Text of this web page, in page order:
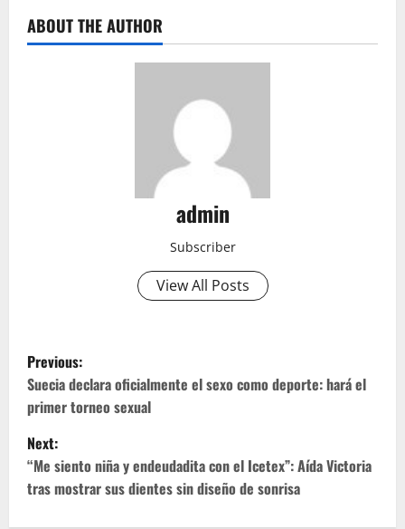
ABOUT THE AUTHOR
admin
Subscriber
View All Posts
P
o
s
t
n
Previous:
Suecia declara oficialmente el sexo como deporte: hará el
primer torneo sexual
Next:
“Me siento niña y endeudadita con el Icetex”: Aída Victoria
tras mostrar sus dientes sin diseño de sonrisa